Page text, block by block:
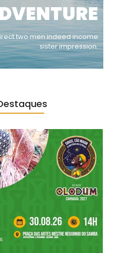
two men indeed income
sister impression.